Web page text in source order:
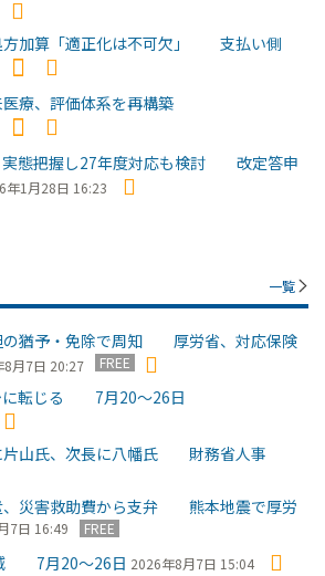
方加算「適正化は不可欠」 支払い側
医療、評価体系を再構築
実態把握し27年度対応も検討 改定答申
年1月28日 16:23
一覧
の猶予・免除で周知 厚労省、対応保険
8月7日 20:27 FREE
に転じる 7月20～26日
片山氏、次長に八幡氏 財務省人事
、災害救助費から支弁 熊本地震で厚労
7日 16:49 FREE
7月20～26日 2026年8月7日 15:04